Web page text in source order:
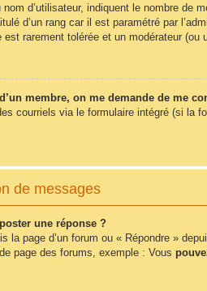
d’utilisateur, indiquent le nombre
d’un rang car il est paramétré par
rarement tolérée et un modérateur
d’un membre, on me demande de me
courriels via le formulaire intégré (si la
de messages
une réponse ?
la page d’un forum ou « Répondre »
page des forums, exemple : Vous